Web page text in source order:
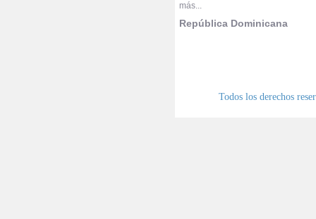
más...
República Dominicana
Todos los derechos